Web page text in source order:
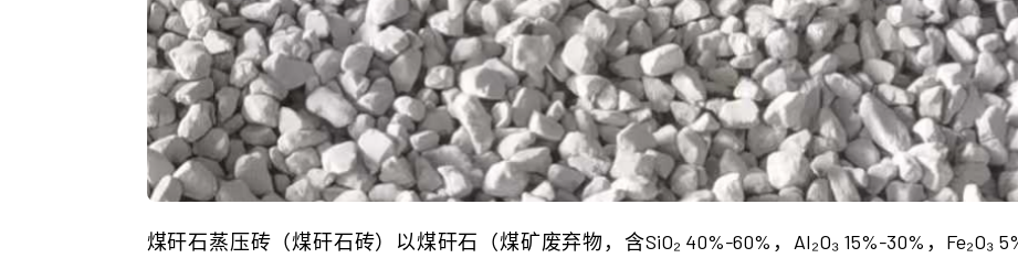
煤矸石蒸压砖（煤矸石砖）以煤矸石（煤矿废弃物，含SiO₂ 40%-60%，Al₂O₃ 15%-30%，Fe₂O₃